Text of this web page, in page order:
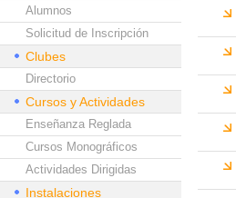
Alumnos
Solicitud de Inscripción
Clubes
Directorio
Cursos y Actividades
Enseñanza Reglada
Cursos Monográficos
Actividades Dirigidas
Instalaciones